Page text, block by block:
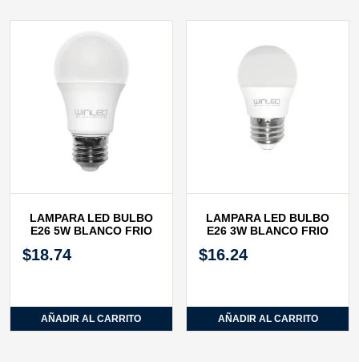
LAMPARA LED BULBO
E26 5W BLANCO FRIO
$18.74
AÑADIR AL CARRITO
LAMPARA LED BULBO
E26 3W BLANCO FRIO
$16.24
AÑADIR AL CARRITO